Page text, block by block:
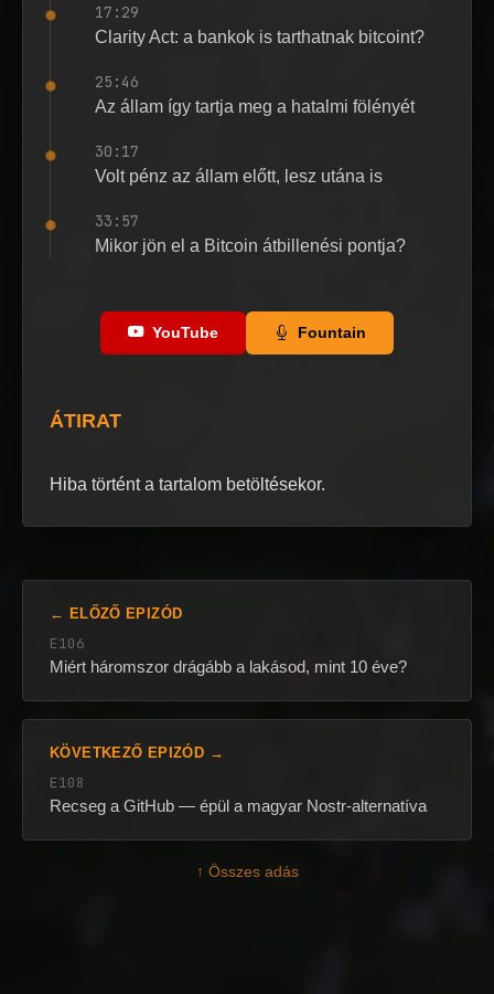
17:29
Clarity Act: a bankok is tarthatnak bitcoint?
25:46
Az állam így tartja meg a hatalmi fölényét
30:17
Volt pénz az állam előtt, lesz utána is
33:57
Mikor jön el a Bitcoin átbillenési pontja?
YouTube Fountain
ÁTIRAT
Hiba történt a tartalom betöltésekor.
← ELŐZŐ EPIZÓD
E106
Miért háromszor drágább a lakásod, mint 10 éve?
KÖVETKEZŐ EPIZÓD →
E108
Recseg a GitHub — épül a magyar Nostr-alternatíva
↑ Összes adás